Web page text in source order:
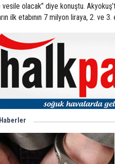
olacak” diye konuştu.
ilk etabının 7 milyon liraya, 2. ve